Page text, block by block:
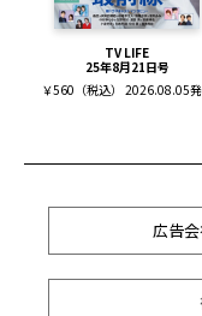
TV LIFE
25年8月21日号
￥560（税込） 2026.08.05
広告